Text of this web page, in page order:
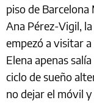
piso de
Ana Pérez-Vigil,
empezó a visitar
Elena apenas
ciclo de sueño
no dejar el móvil